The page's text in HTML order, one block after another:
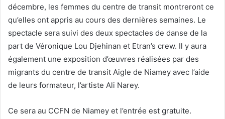
décembre, les femmes du centre de transit montreront ce
qu’elles ont appris au cours des dernières semaines. Le
spectacle sera suivi des deux spectacles de danse de la
part de Véronique Lou Djehinan et Etran’s crew. Il y aura
également une exposition d’œuvres réalisées par des
migrants du centre de transit Aigle de Niamey avec l’aide
de leurs formateur, l’artiste Ali Narey.
Ce sera au CCFN de Niamey et l’entrée est gratuite.